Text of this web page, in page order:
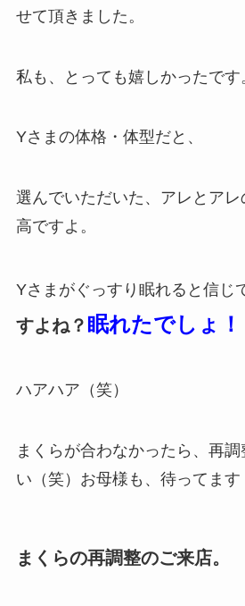
せて頂きました。
私も、とっても嬉しかったです
Yさまの体格・体型だと、
選んでいただいた、アレとア
高ですよ。
Yさまがぐっすり眠れると信じ
すよね？ 眠れたでしょ！
ハアハア（笑）
まくらが合わなかったら、再
い（笑）お母様も、待ってます
まくらの再調整のご来店。